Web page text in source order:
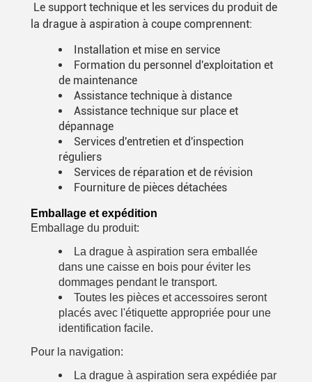
Le support technique et les services du produit de
la drague à aspiration à coupe comprennent:
Installation et mise en service
Formation du personnel d'exploitation et
de maintenance
Assistance technique à distance
Assistance technique sur place et
dépannage
Services d'entretien et d'inspection
réguliers
Services de réparation et de révision
Fourniture de pièces détachées
Emballage et expédition
Emballage du produit:
La drague à aspiration sera emballée
dans une caisse en bois pour éviter les
dommages pendant le transport.
Toutes les pièces et accessoires seront
placés avec l'étiquette appropriée pour une
identification facile.
Pour la navigation:
La drague à aspiration sera expédiée par